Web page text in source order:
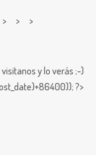
> > >
visitanos y lo verás ;-)
?>